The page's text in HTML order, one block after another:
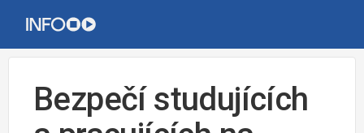
Bezpečí studujících